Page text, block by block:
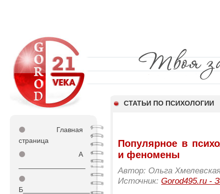
СТАТЬИ ПО ПСИХОЛОГИИ
⚫
Главная
страница
⚫
А
⚫
Б_________________
Популярное в
и феномены
Автор: Ольга
Источник:Gorod495.ru -